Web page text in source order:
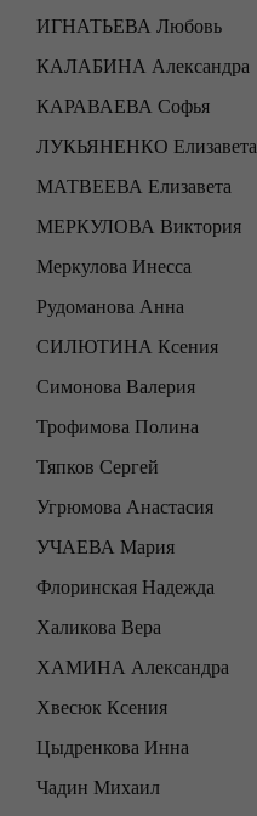
ИГНАТЬЕВА Любовь
КАЛАБИНА Александра
КАРАВАЕВА Софья
ЛУКЬЯНЕНКО Елизавета
МАТВЕЕВА Елизавета
МЕРКУЛОВА Виктория
Меркулова Инесса
Рудоманова Анна
СИЛЮТИНА Ксения
Симонова Валерия
Трофимова Полина
Тяпков Сергей
Угрюмова Анастасия
УЧАЕВА Мария
Флоринская Надежда
Халикова Вера
ХАМИНА Александра
Хвесюк Ксения
Цыдренкова Инна
Чадин Михаил